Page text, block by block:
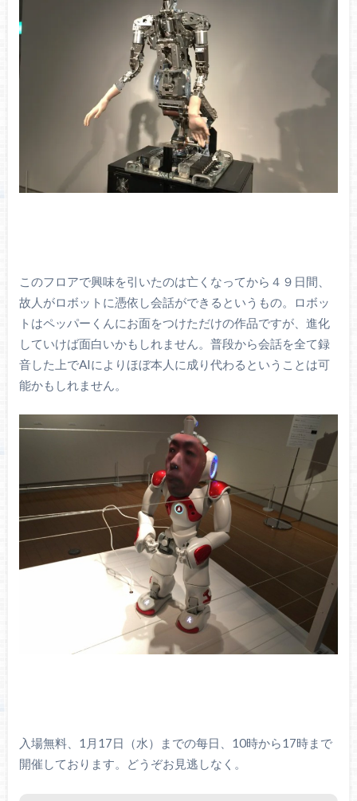
このフロアで興味を引いたのは亡くなってから４９日間、
故人がロボットに憑依し会話ができるというもの。ロボッ
トはペッパーくんにお面をつけただけの作品ですが、進化
していけば面白いかもしれません。普段から会話を全て録
音した上でAIによりほぼ本人に成り代わるということは可
能かもしれません。
入場無料、1月17日（水）までの每日、10時から17時まで
開催しております。どうぞお見逃しなく。